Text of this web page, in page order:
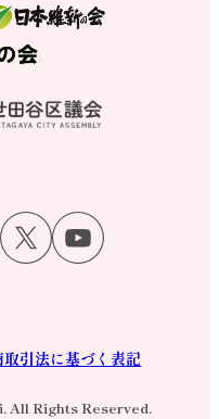
取引法に基づく表記
All Rights Reserved.